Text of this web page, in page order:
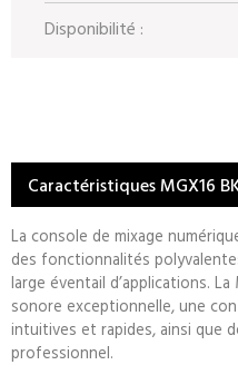
Disponibilité :
Caractéristiques MGX16
La console de mixage
des fonctionnalités
large éventail d’applications.
sonore exceptionnelle, une
intuitives et rapides, ainsi que
professionnel.